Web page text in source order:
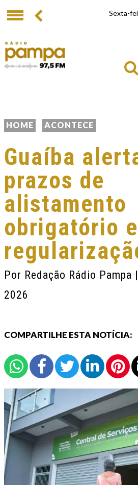
Sexta-
HOME ACONTECE
Guaíba
prazos de
alistamento
obrigatório e
Por Redação Rádio Pampa
2026
COMPARTILHE ESTA NOTÍCIA: